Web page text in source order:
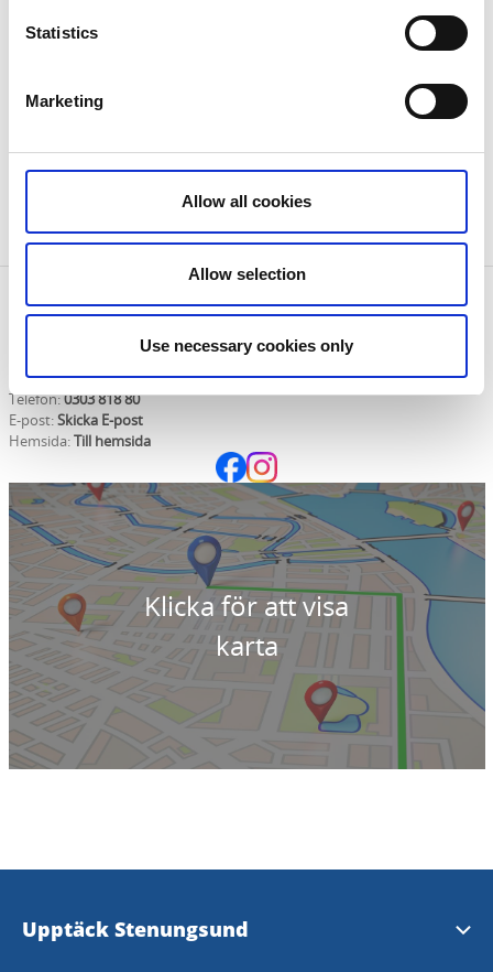
Statistics
Marketing
Allow all cookies
Allow selection
Use necessary cookies only
konstnären.
Utställningen pågår 6 juni - 15 augusti.
Kontaktinformation
Stenungsunds kommun
Fregatten 1, 444 30 Stenungsund, Sverige
Stenungsund
Telefon:0303 818 80
E-post:Skicka E-post
Hemsida:Till hemsida
Klicka för att visa
karta
Upptäck Stenungsund